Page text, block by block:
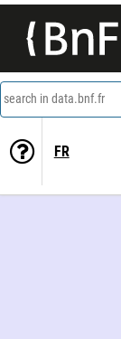
search in data.bnf.fr
FR